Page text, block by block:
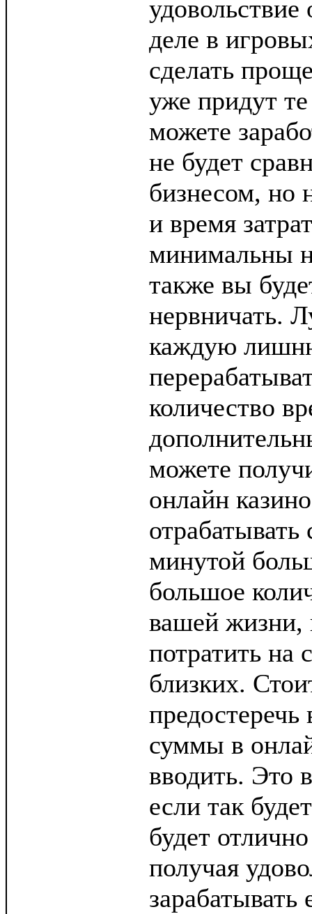
деле в
сделать
уже придут
можете
не будет
бизнесом, но
и время
минимальны
также вы
нервничать.
каждую
количество
можете
онлайн
минутой
большое
вашей жизни,
потратить на
близких.
суммы в
вводить. Это
если так
будет
получая